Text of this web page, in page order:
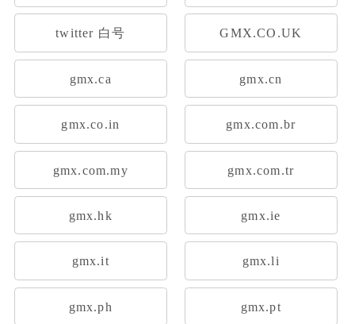
twitter 白号 GMX.CO.UK
gmx.ca gmx.cn
gmx.co.in gmx.com.br
gmx.com.my gmx.com.tr
gmx.hk gmx.ie
gmx.it gmx.li
gmx.ph gmx.pt